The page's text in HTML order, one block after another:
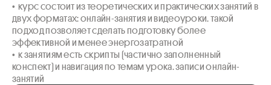
•  курс состоит из теоретических и практических занятий в
двух форматах: онлайн-занятия и видеоуроки. такой
подход позволяет сделать подготовку более
эффективной и менее энергозатратной
•  к занятиям есть скрипты (частично заполненный
конспект) и навигация по темам урока. записи онлайн-
занятий